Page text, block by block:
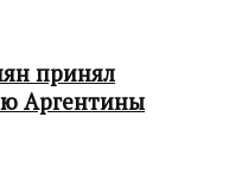
принял
Аргентины